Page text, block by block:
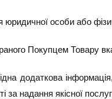
юридичної особи або
Покупцем Товару
додаткова
надання якісної